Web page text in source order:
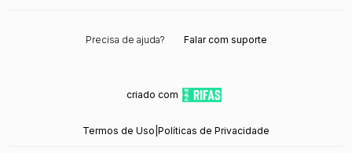
Precisa de ajuda? Falar com suporte
criado com
Termos de Uso Políticas de Privacidade